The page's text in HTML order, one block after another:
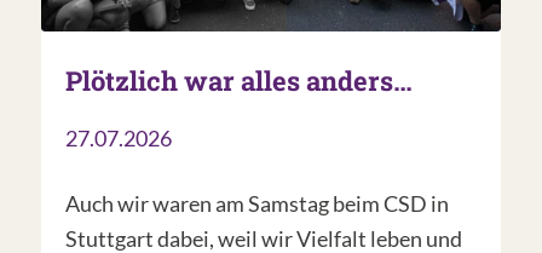
Plötzlich war alles anders…
27.07.2026
Auch wir waren am Samstag beim CSD in
Stuttgart dabei, weil wir Vielfalt leben und